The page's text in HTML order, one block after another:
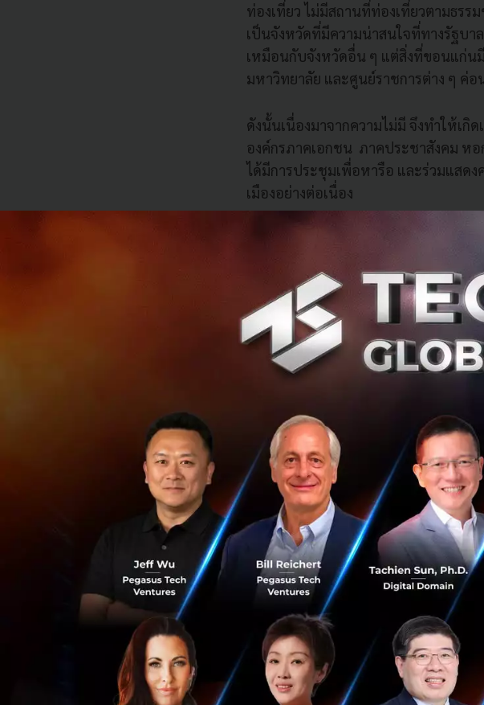
ท่องเที่ยว ไม่มีสถานที่ท่องเที่ยวตามธรร
เป็นจังหวัดที่มีความน่าสนใจที่ทางรัฐบา
เหมือนกับจังหวัดอื่น ๆ แต่สิ่งที่ขอนแก่น
มหาวิทยาลัย และศูนย์ราชการต่าง ๆ ค่อ
ดังนั้นเนื่องมาจากความไม่มี จึงทำให้เกิ
องค์กรภาคเอกชน ภาคประชาสังคม ห
ได้มีการประชุมเพื่อหารือ และร่วมแสดง
เมืองอย่างต่อเนื่อง
แต่ในอดีตที่ผ่านมาหลายครั้งจะเห็นได้
กลางกับภาครัฐบาลก็จะต้องมีการตัดสิ
มาถึงขอนแก่นก็ต้องมีขั้นตอนอีกมากมาย
สภาพอย่างที่เห็น จึงทำให้เกิดเป็นการ
ซึ่งเป็นการร่วมมือกันของหน่วยงานเ
(เคเคทีที) จำกัด ขึ้นมา เมื่อประมาณ 4
เพื่อระดมความคิด ทำการค้นคว้าวิจัย แ